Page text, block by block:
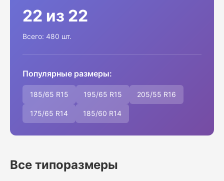
22 из 22
Всего: 480 шт.
Популярные размеры:
185/65 R15 195/65 R15 205/55 R16
175/65 R14 185/60 R14
Все типоразмеры